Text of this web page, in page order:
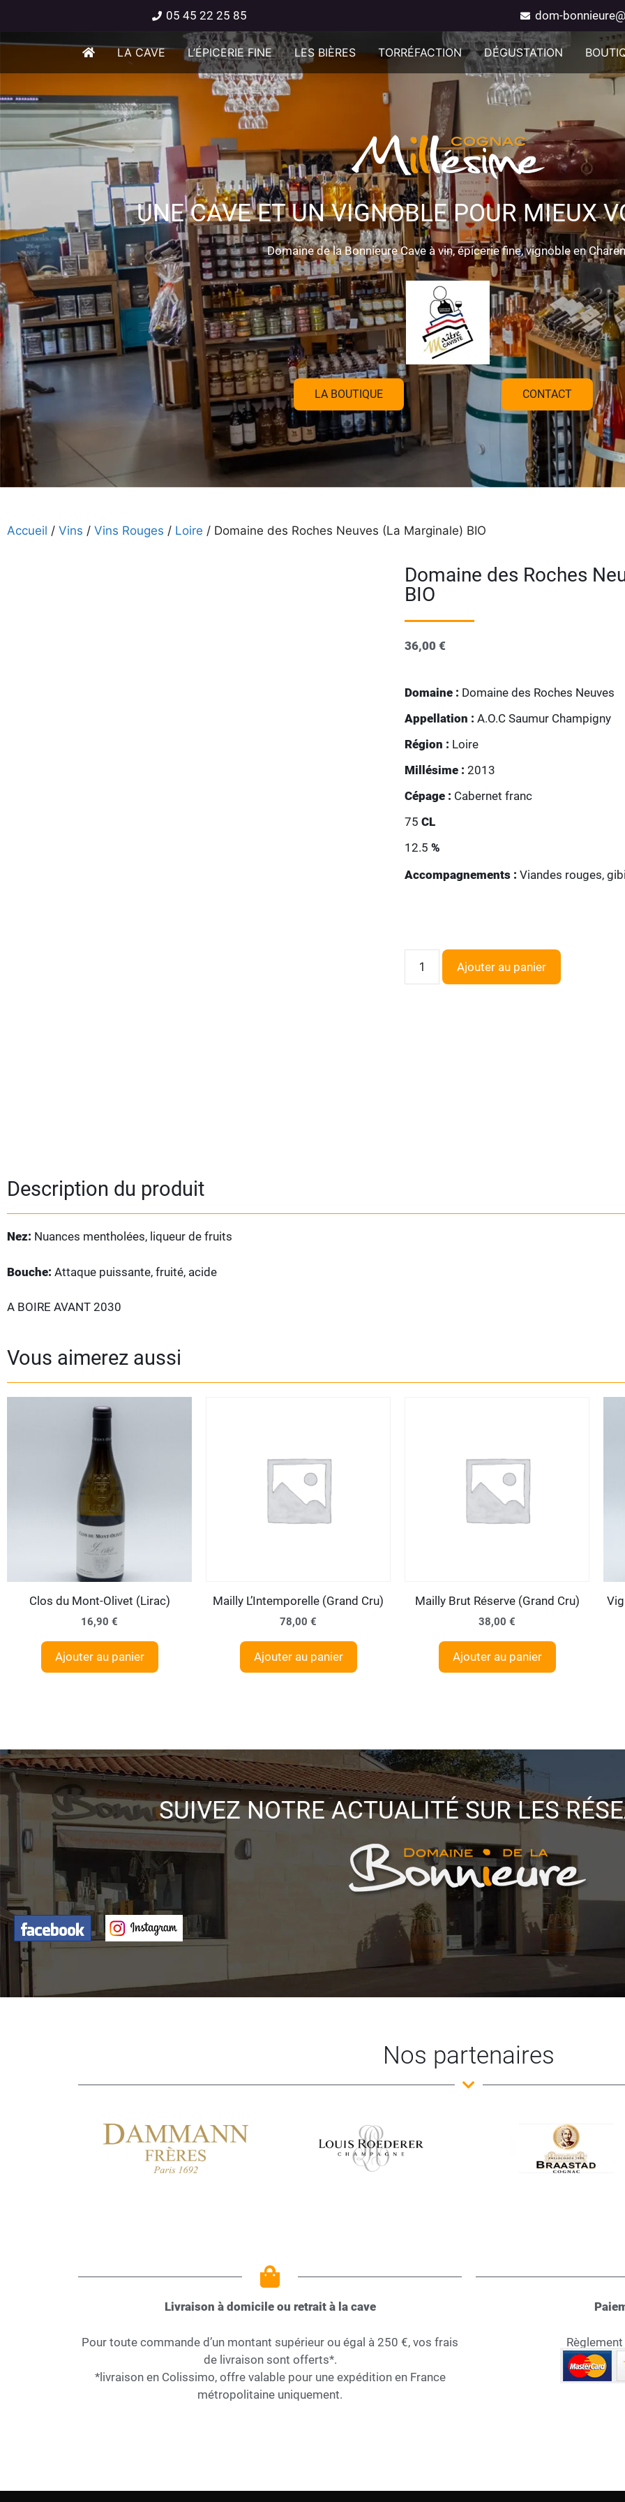
05 45 22 25 85 dom-
LA CAVE L’ÉPICERIE FINE LES BIÈRES TORRÉFACTION DÉGUSTATION
UNE CAVE ET UN VIGNOBLE POUR MIEUX
Domaine de la Bonnieure Cave à vin, épicerie fine, vignoble en
LA BOUTIQUE CONTACT
Accueil / Vins / Vins Rouges / Loire / Domaine des Roches Neuves (La Marginale) BIO
Domaine des Roches
BIO
36,00 €
Domaine : Domaine des Roches Neuves
Appellation : A.O.C Saumur Champigny
Région : Loire
Millésime : 2013
Cépage : Cabernet franc
75 CL
12.5 %
Accompagnements : Viandes rouges,
Ajouter au panier
Description du produit
Nez: Nuances mentholées, liqueur de fruits
Bouche: Attaque puissante, fruité, acide
A BOIRE AVANT 2030
Vous aimerez aussi
Clos du Mont-Olivet (Lirac)
16,90 €
Ajouter au panier
Mailly L’Intemporelle (Grand Cru)
78,00 €
Ajouter au panier
Mailly Brut Réserve (Grand Cru)
38,00 €
Ajouter au panier
SUIVEZ NOTRE ACTUALITÉ SUR LES
Nos partenaires
Livraison à domicile ou retrait à la cave
Pour toute commande d’un montant supérieur ou égal à 250 €, vos frais
de livraison sont offerts*.
*livraison en Colissimo, offre valable pour une expédition en France
métropolitaine uniquement.